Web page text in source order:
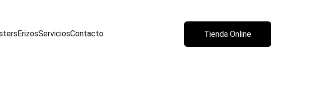
ErizosServiciosContacto Tienda Online